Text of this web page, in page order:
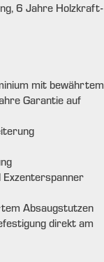
6 Jahre Holzkraft-
mit bewährtem
Garantie auf
Exzenterspanner
Absaugstutzen
direkt am